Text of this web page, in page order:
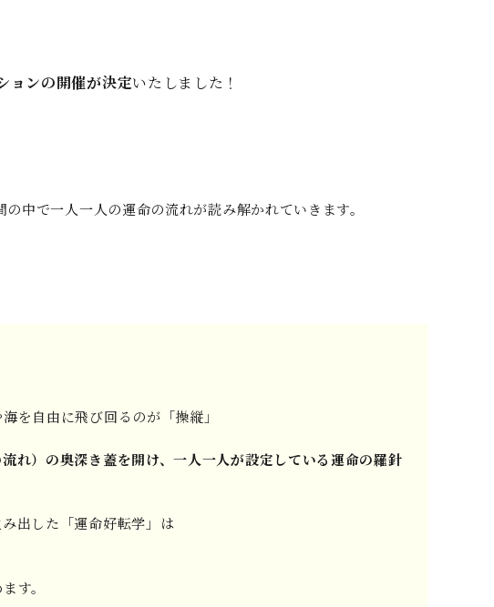
ョンの開催が決定いたしました！
中で一人一人の運命の流れが読み解かれていきます。
を自由に飛び回るのが「操縦」
れ）の奥深き蓋を開け、一人一人が設定している運命の羅針
出した「運命好転学」は
す。